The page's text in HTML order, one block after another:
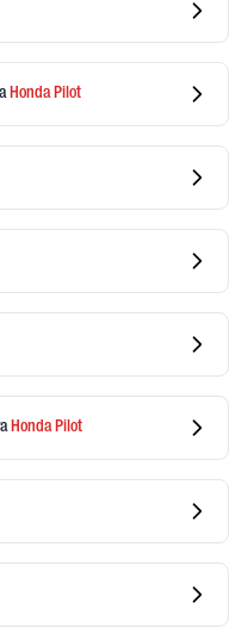
HondaPilot
HondaPilot